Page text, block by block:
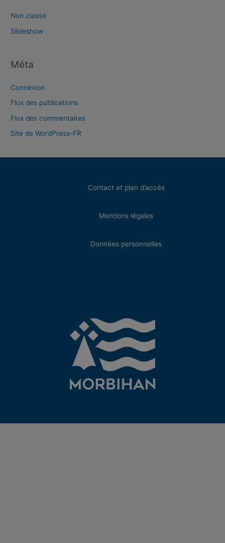
Non classé
Slideshow
Méta
Connexion
Flux des publications
Flux des commentaires
Site de WordPress-FR
Contact et plan d’accès
Mentions légales
Données personnelles